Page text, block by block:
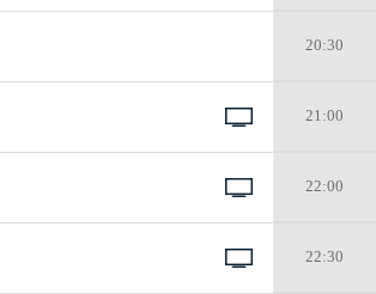
20:30
21:00
22:00
22:30